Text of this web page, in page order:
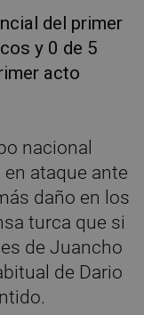
del primer
y 0 de 5
acto
nacional
ataque ante
daño en los
turca que si
de Juancho
de Dario